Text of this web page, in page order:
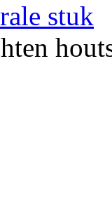
stuk